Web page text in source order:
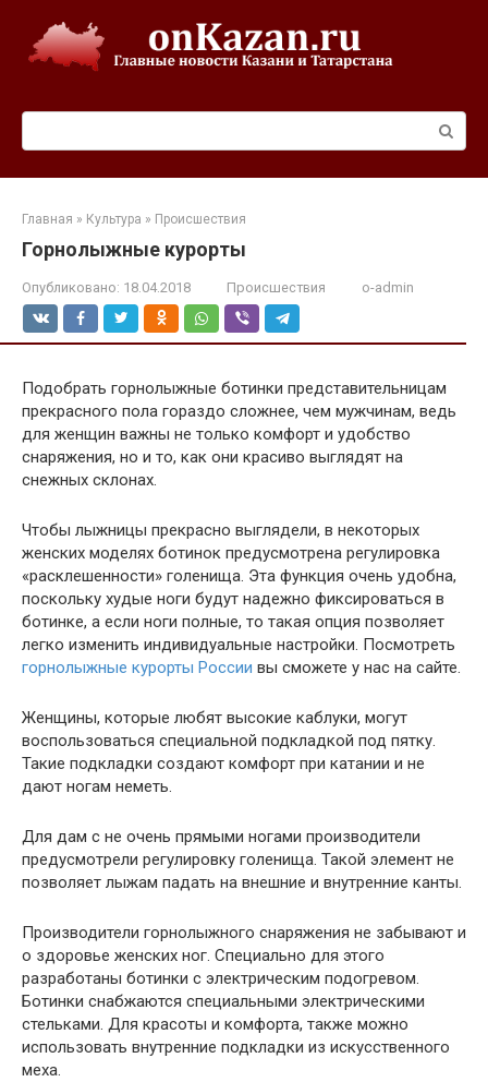
контенту
Главная » Культура » Происшествия
Горнолыжные курорты
Опубликовано: 18.04.2018 Происшествия o-admin
Подобрать горнолыжные ботинки представительницам
прекрасного пола гораздо сложнее, чем мужчинам, ведь
для женщин важны не только комфорт и удобство
снаряжения, но и то, как они красиво выглядят на
снежных склонах.
Чтобы лыжницы прекрасно выглядели, в некоторых
женских моделях ботинок предусмотрена регулировка
«расклешенности» голенища. Эта функция очень удобна,
поскольку худые ноги будут надежно фиксироваться в
ботинке, а если ноги полные, то такая опция позволяет
легко изменить индивидуальные настройки. Посмотреть
горнолыжные курорты России вы сможете у нас на сайте.
Женщины, которые любят высокие каблуки, могут
воспользоваться специальной подкладкой под пятку.
Такие подкладки создают комфорт при катании и не
дают ногам неметь.
Для дам с не очень прямыми ногами производители
предусмотрели регулировку голенища. Такой элемент не
позволяет лыжам падать на внешние и внутренние канты.
Производители горнолыжного снаряжения не забывают и
о здоровье женских ног. Специально для этого
разработаны ботинки с электрическим подогревом.
Ботинки снабжаются специальными электрическими
стельками. Для красоты и комфорта, также можно
использовать внутренние подкладки из искусственного
меха.